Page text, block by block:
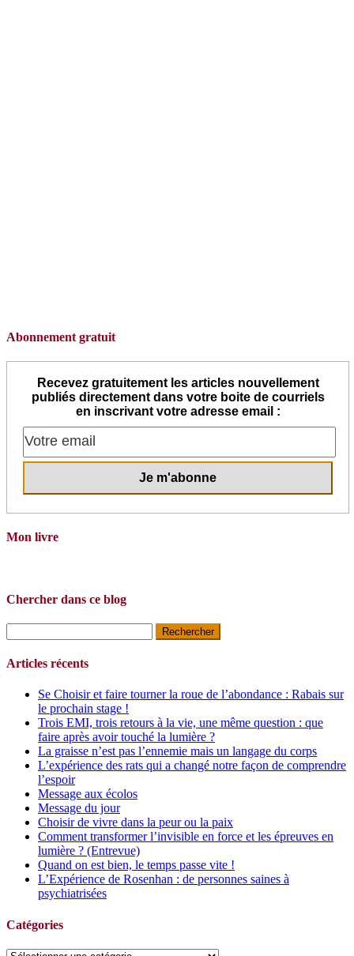
Abonnement gratuit
Recevez gratuitement les articles nouvellement
publiés directement dans votre boite de courriels
en inscrivant votre adresse email :
Mon livre
Chercher dans ce blog
Articles récents
Se Choisir et faire tourner la roue de l’abondance : Rabais sur
le prochain stage !
Trois EMI, trois retours à la vie, une même question : que
faire après avoir touché la lumière ?
La graisse n’est pas l’ennemie mais un langage du corps
L’expérience des rats qui a changé notre façon de comprendre
l’espoir
Message aux écolos
Message du jour
Choisir de vivre dans la peur ou la paix
Comment transformer l’invisible en force et les épreuves en
lumière ? (Entrevue)
Quand on est bien, le temps passe vite !
L’Expérience de Rosenhan : de personnes saines à
psychiatrisées
Catégories